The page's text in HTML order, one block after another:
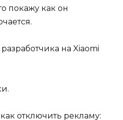
покажу как он
на Xiaomi